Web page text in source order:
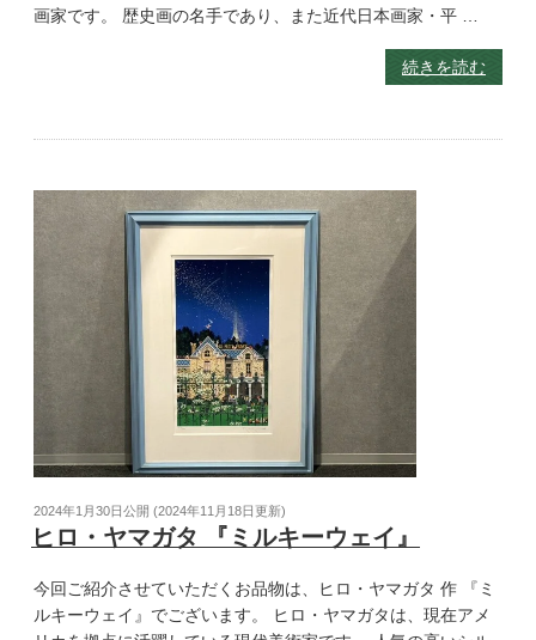
画家です。 歴史画の名手であり、また近代日本画家・平 …
続きを読む
2024年1月30日公開 (2024年11月18日更新)
ヒロ・ヤマガタ 『ミルキーウェイ』
今回ご紹介させていただくお品物は、ヒロ・ヤマガタ 作 『ミ
ルキーウェイ』でございます。 ヒロ・ヤマガタは、現在アメ